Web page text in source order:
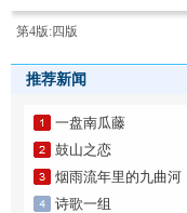
第4版:四版
推荐新闻
一盘南瓜藤
鼓山之恋
烟雨流年里的九曲河
诗歌一组